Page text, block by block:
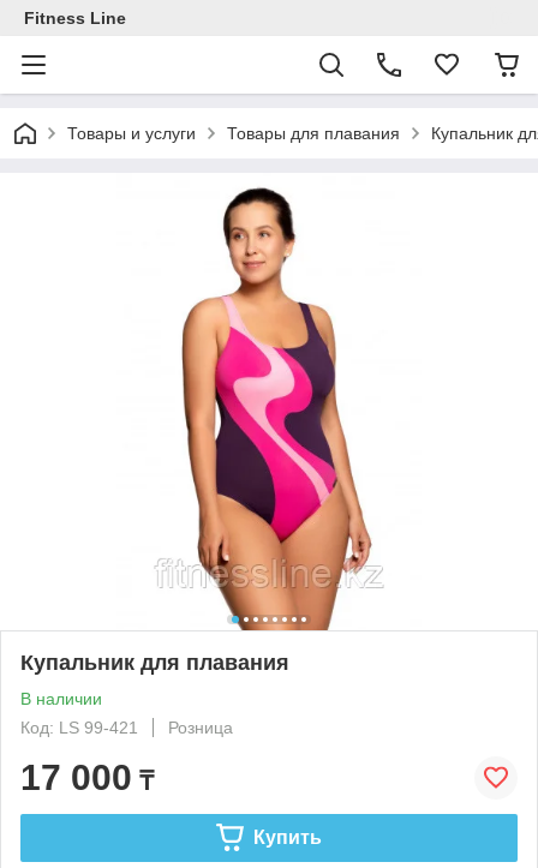
Fitness Line
Товары и услуги Товары для плавания Купальник
Купальник для плавания
В наличии
Код: LS 99-421
Розница
17 000 ₸
Купить